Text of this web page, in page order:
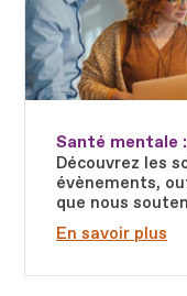
Santé mentale
Découvrez les
évènements,
que nous
En savoir plus